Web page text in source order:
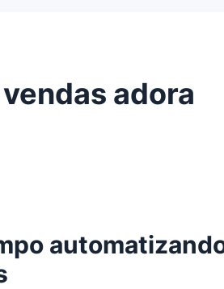
adora